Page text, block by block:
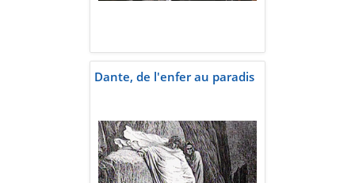
Dante, de l'enfer au paradis